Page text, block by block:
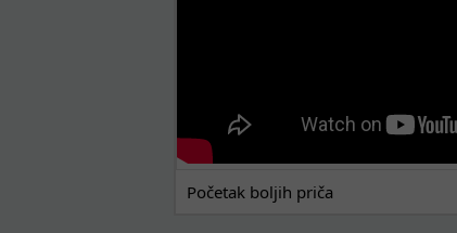
Početak boljih priča